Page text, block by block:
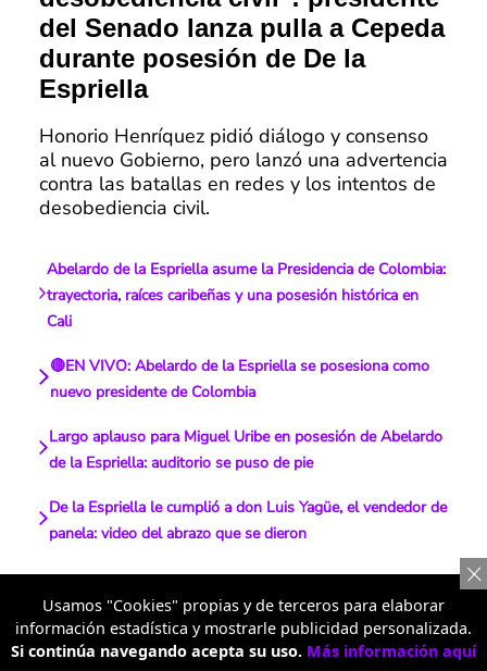
del Senado lanza pulla a Cepeda
durante posesión de De la
Espriella
Honorio Henríquez pidió diálogo y consenso
al nuevo Gobierno, pero lanzó una advertencia
contra las batallas en redes y los intentos de
desobediencia civil.
Abelardo de la Espriella asume la Presidencia de Colombia:
trayectoria, raíces caribeñas y una posesión histórica en
Cali
🔴EN VIVO: Abelardo de la Espriella se posesiona como
nuevo presidente de Colombia
Largo aplauso para Miguel Uribe en posesión de Abelardo
de la Espriella: auditorio se puso de pie
De la Espriella le cumplió a don Luis Yagüe, el vendedor de
panela: video del abrazo que se dieron
¿De afán?Te lo resumimos
Usamos "Cookies" propias y de terceros para elaborar
información estadística y mostrarle publicidad personalizada.
Si continúa navegando acepta su uso. Más información aquí